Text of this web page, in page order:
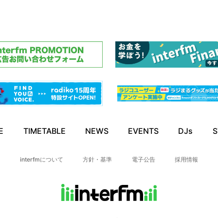
TIMETABLE NEWS EVENTS DJs
interfmについて 方針・基準 電子公告 採用情報